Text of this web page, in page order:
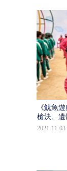
《魷魚
槍決、
2021-11-03